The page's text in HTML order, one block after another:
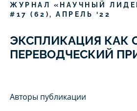
ЖУРНАЛ «НАУЧНЫЙ
# 17 ( 62 ), АПРЕЛЬ ‘22
ЭКСПЛИКАЦИЯ КАК
ПЕРЕВОДЧЕСКИЙ
Авторы публикации